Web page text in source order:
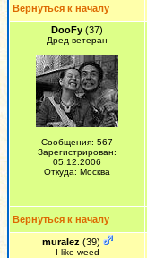
Вернуться к началу
DooFy (37)
Дред-ветеран
Сообщения: 567
Зарегистрирован:
05.12.2006
Откуда: Москва
Вернуться к началу
muralez (39)
I like weed